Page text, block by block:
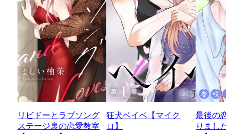
リビドーとラブソング
ステージ裏の恋愛教室
狂犬ベイベ【マイク
ロ】
最後の
りまし